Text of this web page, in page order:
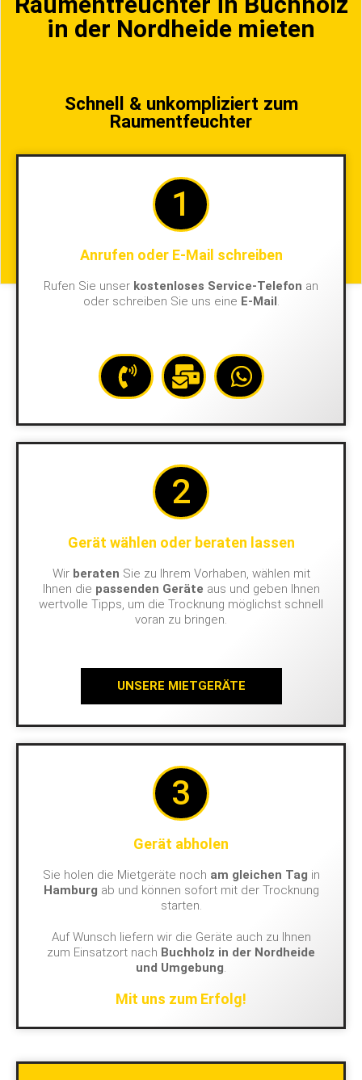
in der Nordheide mieten
Schnell & unkompliziert zum
Raumentfeuchter
1
Anrufen oder E-Mail schreiben
Rufen Sie unser kostenloses Service-Telefon an
oder schreiben Sie uns eine E-Mail.
2
Gerät wählen oder beraten lassen
Wir beraten Sie zu Ihrem Vorhaben, wählen mit
Ihnen die passenden Geräte aus und geben Ihnen
wertvolle Tipps, um die Trocknung möglichst schnell
voran zu bringen.
UNSERE MIETGERÄTE
3
Gerät abholen
Sie holen die Mietgeräte noch am gleichen Tag in
Hamburg ab und können sofort mit der Trocknung
starten.
Auf Wunsch liefern wir die Geräte auch zu Ihnen
zum Einsatzort nach Buchholz in der Nordheide
und Umgebung.
Mit uns zum Erfolg!